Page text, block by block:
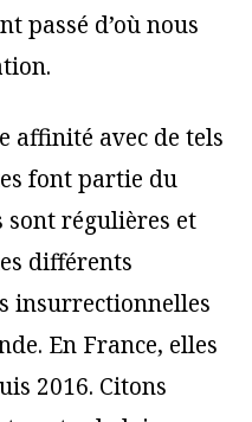
passé d’où nous
affinité avec de tels
font partie du
sont régulières et
différents
insurrectionnelles
En France, elles
2016. Citons